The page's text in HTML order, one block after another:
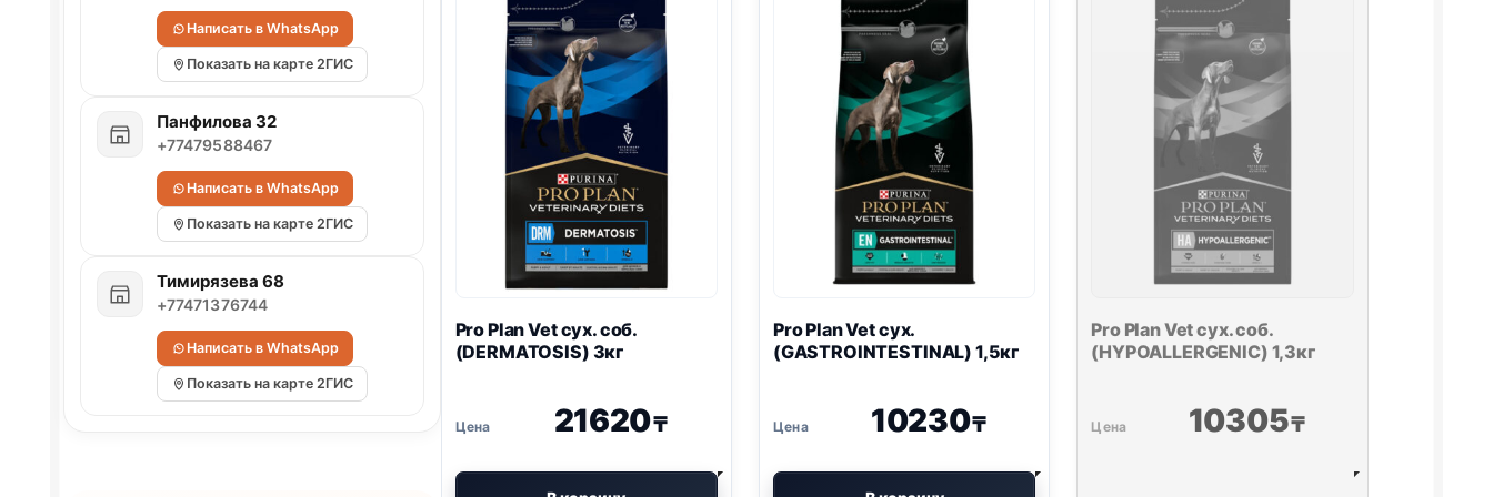
Pro PlanVet сух. cоб.
(DERMATOSIS) 3кг
21620₸
Pro PlanVet сух.
(GASTROINTESTINAL) 1,5кг
10230₸
Pro PlanVet сух. cоб.
(HYPOALLERGENIC) 1,3кг
10305₸
Написать в WhatsApp
Показать на карте 2ГИС
Панфилова 32
+77479588467
Написать в WhatsApp
Показать на карте 2ГИС
Тимирязева 68
+77471376744
Написать в WhatsApp
Показать на карте 2ГИС